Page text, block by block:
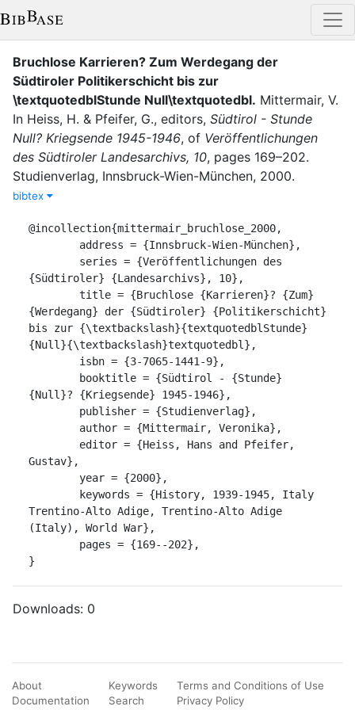
Bruchlose Karrieren? Zum Werdegang der
Südtiroler Politikerschicht bis zur
\textquotedblStunde Null\textquotedbl. Mittermair, V.
In Heiss, H. & Pfeifer, G., editors, Südtirol - Stunde
Null? Kriegsende 1945-1946, of Veröffentlichungen
des Südtiroler Landesarchivs, 10, pages 169–202.
Studienverlag, Innsbruck-Wien-München, 2000.
bibtex
@incollection{mittermair_bruchlose_2000,
{Südtiroler} {Landesarchivs}, 10},
{Werdegang} der {Südtiroler} {Politikerschicht}
bis zur {\textbackslash}{textquotedblStunde}
{Null}{\textbackslash}textquotedbl},
{Null}? {Kriegsende} 1945-1946},
Gustav},
Trentino-Alto Adige, Trentino-Alto Adige
(Italy), World War},
}
Downloads: 0
About
Documentation
Keywords
Search
Terms and Conditions of Use
Privacy Policy